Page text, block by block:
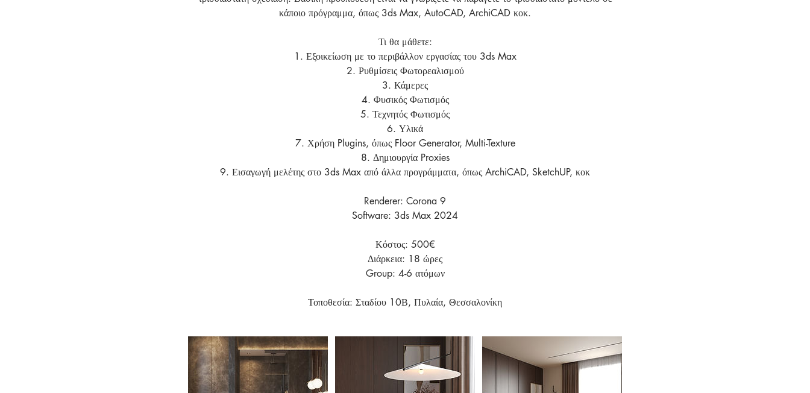
κάποιο πρόγραμμα, όπως 3ds Max, AutoCAD, ArchiCAD κοκ.
Τι θα μάθετε:
1. Εξοικείωση με το περιβάλλον εργασίας του 3ds Max
2. Ρυθμίσεις Φωτορεαλισμού
3. Κάμερες
4. Φυσικός Φωτισμός
5. Τεχνητός Φωτισμός
6. Υλικά
7. Χρήση Plugins, όπως Floor Generator, Multi-Texture
8. Δημιουργία Proxies
9. Εισαγωγή μελέτης στο 3ds Max από άλλα προγράμματα, όπως ArchiCAD, SketchUP, κοκ
Renderer: Corona 9
Software: 3ds Max 2024
Κόστος: 500€
Διάρκεια: 18 ώρες
Group: 4-6 ατόμων
Τοποθεσία: Σταδίου 10Β, Πυλαία, Θεσσαλονίκη